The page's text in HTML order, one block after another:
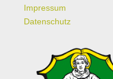
Impressum
Datenschutz